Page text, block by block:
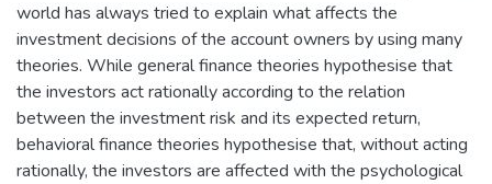
world has always tried to explain what affects the
investment decisions of the account owners by using many
theories. While general finance theories hypothesise that
the investors act rationally according to the relation
between the investment risk and its expected return,
behavioral finance theories hypothesise that, without acting
rationally, the investors are affected with the psychological